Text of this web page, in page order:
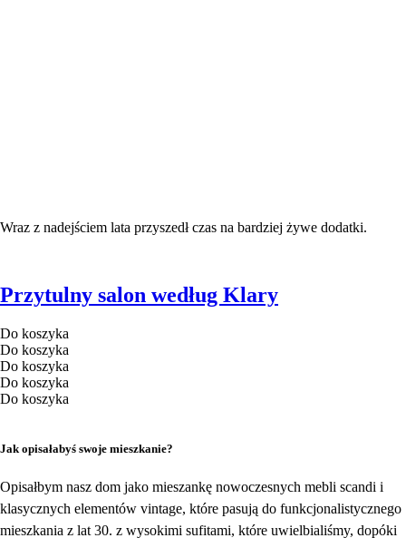
Wraz z nadejściem lata przyszedł czas na bardziej żywe dodatki.
Przytulny salon według Klary
Do koszyka
Do koszyka
Do koszyka
Do koszyka
Do koszyka
Jak opisałabyś swoje mieszkanie?
Opisałbym nasz dom jako mieszankę nowoczesnych mebli scandi i
klasycznych elementów vintage, które pasują do funkcjonalistycznego
mieszkania z lat 30. z wysokimi sufitami, które uwielbialiśmy, dopóki